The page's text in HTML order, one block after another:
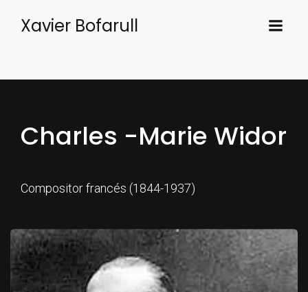
Xavier Bofarull
Charles -Marie Widor
Compositor francés (1844-1937)